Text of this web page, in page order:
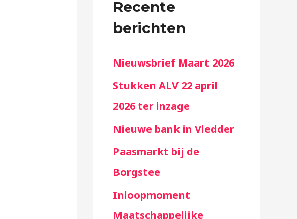
n
a
r
:
Recente
berichten
Nieuwsbrief Maart 2026
Stukken ALV 22 april
2026 ter inzage
Nieuwe bank in Vledder
Paasmarkt bij de
Borgstee
Inloopmoment
Maatschappelijke